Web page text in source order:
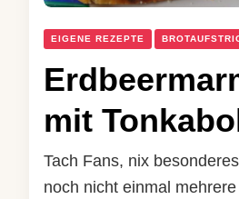
EIGENE REZEPTE
mit
Tach Fans, nix
noch nicht einmal